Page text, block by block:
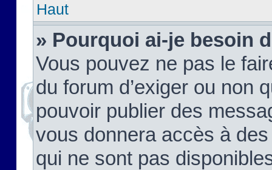
Haut
» Pourquoi ai-je besoin
Vous pouvez ne pas le
du forum d’exiger ou non
pouvoir publier des
vous donnera accès à
qui ne sont pas